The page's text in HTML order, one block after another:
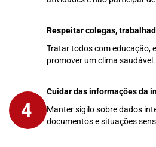
Respeitar colegas,
Tratar todos com educação,
promover um clima saudável.
4
Cuidar das informações da
Manter sigilo sobre dados
documentos e situações